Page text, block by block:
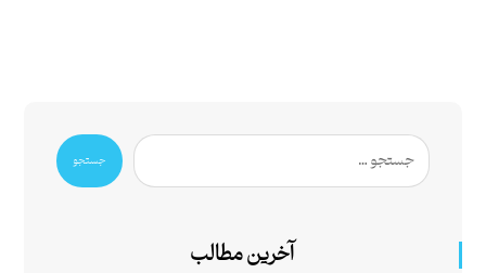
جستجو
آخرین مطالب